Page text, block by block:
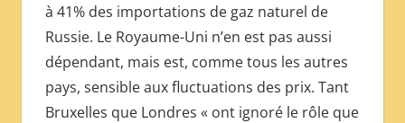
à 41% des importations de gaz naturel de
Russie. Le Royaume-Uni n’en est pas aussi
dépendant, mais est, comme tous les autres
pays, sensible aux fluctuations des prix. Tant
Bruxelles que Londres « ont ignoré le rôle que